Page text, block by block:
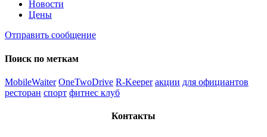
Новости
Цены
Отправить сообщение
Поиск по меткам
MobileWaiter OneTwoDrive R-Keeper акции для официантов
ресторан спорт фитнес клуб
Контакты